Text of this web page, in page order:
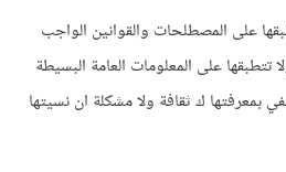
على المصطلحات والقوانين الواجب
تتطبقها على المعلومات العامة البسيطة
بمعرفتها ك ثقافة ولا مشكلة ان نسيتها